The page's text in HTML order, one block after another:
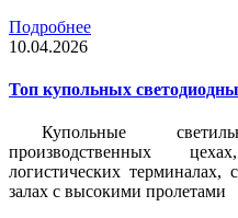
Подробнее
10.04.2026
Топ купольных
Купольные
производственных
логистических терминалах,
залах с высокими пролетами